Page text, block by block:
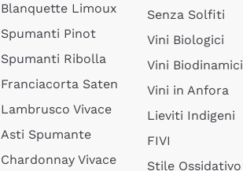
Blanquette Limoux
Spumanti Pinot
Spumanti Ribolla
Franciacorta Saten
Lambrusco Vivace
Asti Spumante
Chardonnay Vivace
Senza Solfiti
Vini Biologici
Vini Biodinamici
Vini in Anfora
Lieviti Indigeni
FIVI
Stile Ossidativo